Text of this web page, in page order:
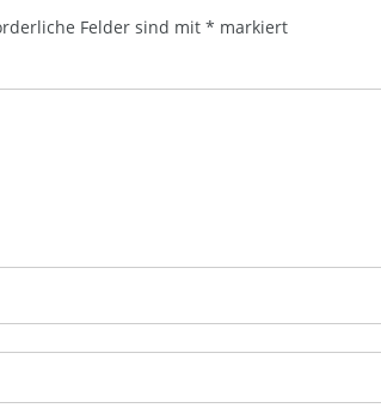
Felder sind mit* markiert